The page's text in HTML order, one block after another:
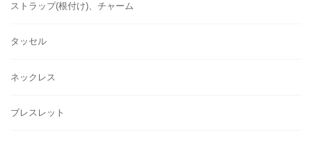
ストラップ(根付け)、チャーム
タッセル
ネックレス
ブレスレット